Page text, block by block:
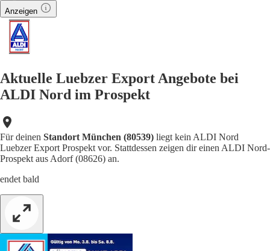
Anzeigen
Aktuelle Luebzer Export Angebote bei
ALDI Nord im Prospekt
Für deinen Standort München (80539) liegt kein ALDI Nord
Luebzer Export Prospekt vor. Stattdessen zeigen dir einen ALDI Nord-
Prospekt aus Adorf (08626) an.
endet bald